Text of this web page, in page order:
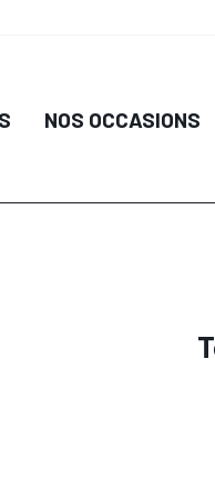
NOS OCCASIONS
AU PANIER